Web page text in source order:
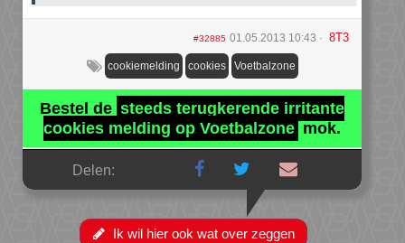
#32885 01.05.2013 10:43 8T3
cookiemelding cookies Voetbalzone
Bestel de steeds terugkerende irritante
cookies melding op Voetbalzone mok.
Delen:
Ik wil hier ook wat over zeggen